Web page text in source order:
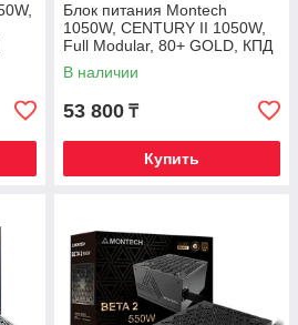
Блок питания Montech
1050W, CENTURY II 1050W,
Full Modular, 80+ GOLD, КПД
90%, Fan 135mm, Серебро
В наличии
53 800 ₸
Купить